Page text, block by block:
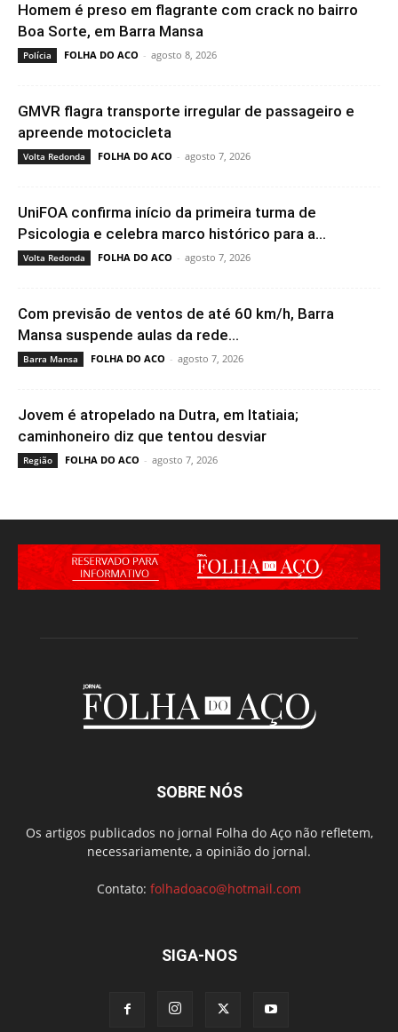
Homem é preso em flagrante com crack no bairro
Boa Sorte, em Barra Mansa
Polícia FOLHA DO ACO - agosto 8, 2026
GMVR flagra transporte irregular de passageiro e
apreende motocicleta
Volta Redonda FOLHA DO ACO - agosto 7, 2026
UniFOA confirma início da primeira turma de
Psicologia e celebra marco histórico para a...
Volta Redonda FOLHA DO ACO - agosto 7, 2026
Com previsão de ventos de até 60 km/h, Barra
Mansa suspende aulas da rede...
Barra Mansa FOLHA DO ACO - agosto 7, 2026
Jovem é atropelado na Dutra, em Itatiaia;
caminhoneiro diz que tentou desviar
Região FOLHA DO ACO - agosto 7, 2026
SOBRE NÓS
Os artigos publicados no jornal Folha do Aço não refletem,
necessariamente, a opinião do jornal.
Contato: folhadoaco@hotmail.com
SIGA-NOS